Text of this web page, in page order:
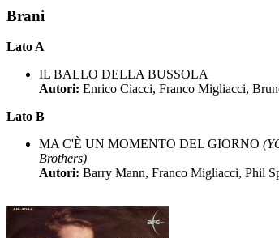
Brani
Lato A
IL BALLO DELLA BUSSOLA
Autori: Enrico Ciacci, Franco Migliacci,
Lato B
MA C'È UN MOMENTO DEL GIORNO
Brothers)
Autori: Barry Mann, Franco Migliacci, Phil